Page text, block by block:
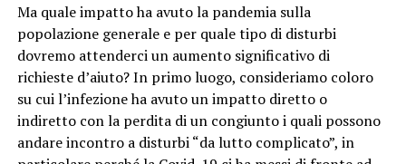
Ma quale impatto ha avuto la pandemia sulla
popolazione generale e per quale tipo di disturbi
dovremo attenderci un aumento significativo di
richieste d’aiuto? In primo luogo, consideriamo coloro
su cui l’infezione ha avuto un impatto diretto o
indiretto con la perdita di un congiunto i quali possono
andare incontro a disturbi “da lutto complicato”, in